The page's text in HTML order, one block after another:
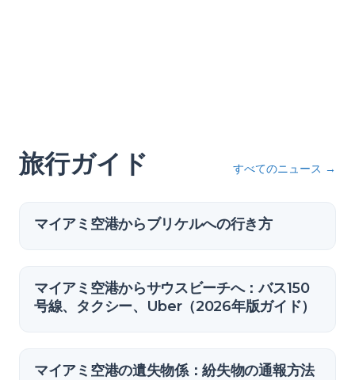
旅行ガイド すべてのニュース →
マイアミ空港からブリケルへの行き方
マイアミ空港からサウスビーチへ：バス150
号線、タクシー、Uber（2026年版ガイド）
マイアミ空港の遺失物係：紛失物の通報方法